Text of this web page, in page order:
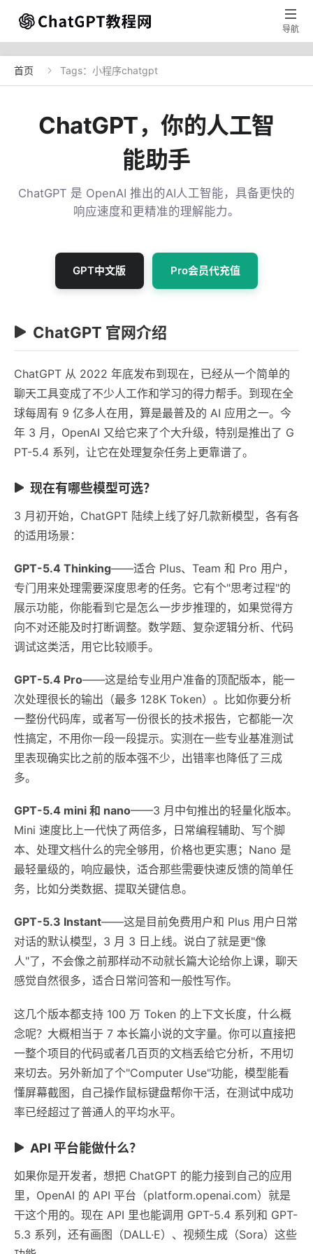

导航
首页  Tags：小程序chatgpt
ChatGPT，你的人工智
能助手
ChatGPT 是 OpenAI 推出的AI人工智能，具备更快的
响应速度和更精准的理解能力。
GPT中文版 Pro会员代充值
ChatGPT 官网介绍
ChatGPT 从 2022 年底发布到现在，已经从一个简单的
聊天工具变成了不少人工作和学习的得力帮手。到现在全
球每周有 9 亿多人在用，算是最普及的 AI 应用之一。今
年 3 月，OpenAI 又给它来了个大升级，特别是推出了 G
PT-5.4 系列，让它在处理复杂任务上更靠谱了。
现在有哪些模型可选？
3 月初开始，ChatGPT 陆续上线了好几款新模型，各有各
的适用场景：
GPT-5.4 Thinking——适合 Plus、Team 和 Pro 用户，
专门用来处理需要深度思考的任务。它有个"思考过程"的
展示功能，你能看到它是怎么一步步推理的，如果觉得方
向不对还能及时打断调整。数学题、复杂逻辑分析、代码
调试这类活，用它比较顺手。
GPT-5.4 Pro——这是给专业用户准备的顶配版本，能一
次处理很长的输出（最多 128K Token）。比如你要分析
一整份代码库，或者写一份很长的技术报告，它都能一次
性搞定，不用你一段一段提示。实测在一些专业基准测试
里表现确实比之前的版本强不少，出错率也降低了三成
多。
GPT-5.4 mini 和 nano——3 月中旬推出的轻量化版本。
Mini 速度比上一代快了两倍多，日常编程辅助、写个脚
本、处理文档什么的完全够用，价格也更实惠；Nano 是
最轻量级的，响应最快，适合那些需要快速反馈的简单任
务，比如分类数据、提取关键信息。
GPT-5.3 Instant——这是目前免费用户和 Plus 用户日常
对话的默认模型，3 月 3 日上线。说白了就是更"像
人"了，不会像之前那样动不动就长篇大论给你上课，聊天
感觉自然很多，适合日常问答和一般性写作。
这几个版本都支持 100 万 Token 的上下文长度，什么概
念呢？大概相当于 7 本长篇小说的文字量。你可以直接把
一整个项目的代码或者几百页的文档丢给它分析，不用切
来切去。另外新加了个"Computer Use"功能，模型能看
懂屏幕截图，自己操作鼠标键盘帮你干活，在测试中成功
率已经超过了普通人的平均水平。
API 平台能做什么？
如果你是开发者，想把 ChatGPT 的能力接到自己的应用
里，OpenAI 的 API 平台（platform.openai.com）就是
干这个用的。现在 API 里也能调用 GPT-5.4 系列和 GPT-
5.3 系列，还有画图（DALL·E）、视频生成（Sora）这些